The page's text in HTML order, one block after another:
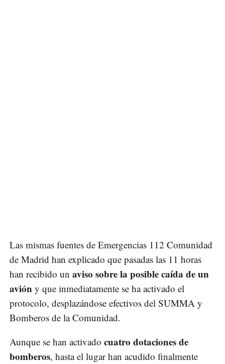
Las mismas fuentes de Emergencias 112 Comunidad
de Madrid han explicado que pasadas las 11 horas
han recibido un aviso sobre la posible caída de un
avión y que inmediatamente se ha activado el
protocolo, desplazándose efectivos del SUMMA y
Bomberos de la Comunidad.
Aunque se han activado cuatro dotaciones de
bomberos, hasta el lugar han acudido finalmente